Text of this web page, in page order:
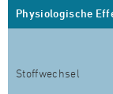
Physiologische
Stoffwechsel